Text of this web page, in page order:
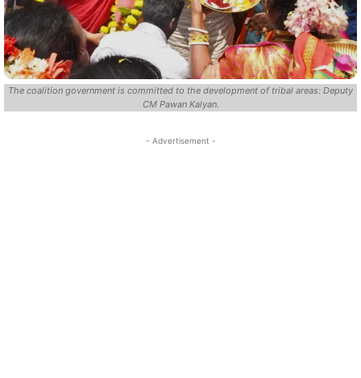
The coalition government is committed to the development of tribal areas: Deputy
CM Pawan Kalyan.
- Advertisement -